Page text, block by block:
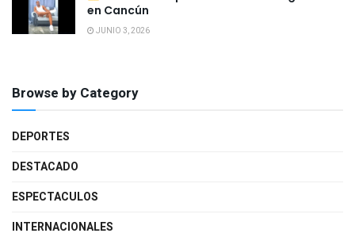
en Cancún
JUNIO 3, 2026
Browse by Category
DEPORTES
DESTACADO
ESPECTACULOS
INTERNACIONALES